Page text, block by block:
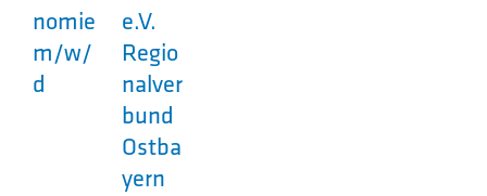
nomie
m/w/
d
e.V.
Regio
nalver
bund
Ostba
yern